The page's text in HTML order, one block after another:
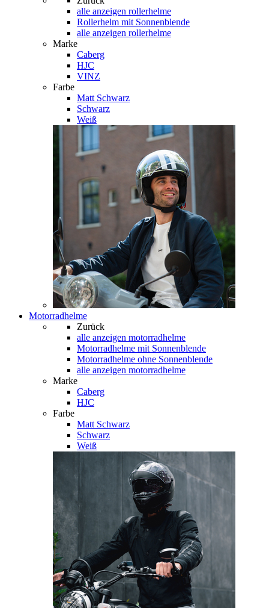
alle anzeigen rollerhelme
Rollerhelm mit Sonnenblende
alle anzeigen rollerhelme
Marke
Caberg
HJC
VINZ
Farbe
Matt Schwarz
Schwarz
Weiß
Motorradhelme
Zurück
alle anzeigen motorradhelme
Motorradhelme mit Sonnenblende
Motorradhelme ohne Sonnenblende
alle anzeigen motorradhelme
Marke
Caberg
HJC
Farbe
Matt Schwarz
Schwarz
Weiß